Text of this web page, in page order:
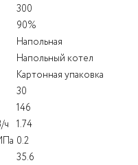
300
90%
Напольная
Напольный котел
Картонная упаковка
30
146
ч 1.74
0.2
35.6